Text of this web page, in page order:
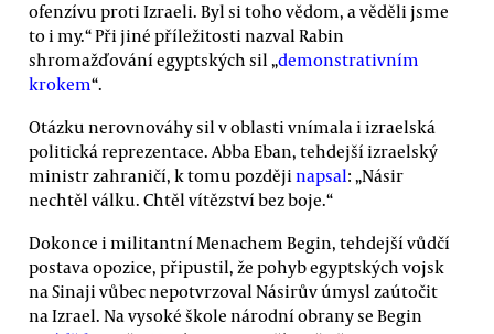
ofenzívu proti Izraeli. Byl si toho vědom, a věděli jsme
to i my.“ Při jiné příležitosti nazval Rabin
shromažďování egyptských sil „demonstrativním
krokem“.
Otázku nerovnováhy sil v oblasti vnímala i izraelská
politická reprezentace. Abba Eban, tehdejší izraelský
ministr zahraničí, k tomu pozdějinapsal: „Násir
nechtěl válku. Chtěl vítězství bez boje.“
Dokonce i militantní Menachem Begin, tehdejší vůdčí
postava opozice, připustil, že pohyb egyptských vojsk
na Sinaji vůbec nepotvrzoval Násirův úmysl zaútočit
na Izrael. Na vysoké škole národní obrany se Begin